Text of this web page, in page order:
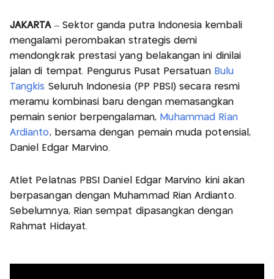
JAKARTA– Sektor ganda putra Indonesia kembali
mengalami perombakan strategis demi
mendongkrak prestasi yang belakangan ini dinilai
jalan di tempat. Pengurus Pusat Persatuan Bulu
Tangkis Seluruh Indonesia (PP PBSI) secara resmi
meramu kombinasi baru dengan memasangkan
pemain senior berpengalaman, Muhammad Rian
Ardianto, bersama dengan pemain muda potensial,
Daniel Edgar Marvino.
Atlet Pelatnas PBSI Daniel Edgar Marvino kini akan
berpasangan dengan Muhammad Rian Ardianto.
Sebelumnya, Rian sempat dipasangkan dengan
Rahmat Hidayat.